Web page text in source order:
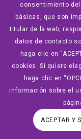
en Villanueva de
MUDANZAS
servicios
siempre por
consentimiento
básicas, que son
titular de la web,
datos de contacto
haga clic en
cookies. Si quiere
haga clic en
información sobre el
ACEPTAR Y